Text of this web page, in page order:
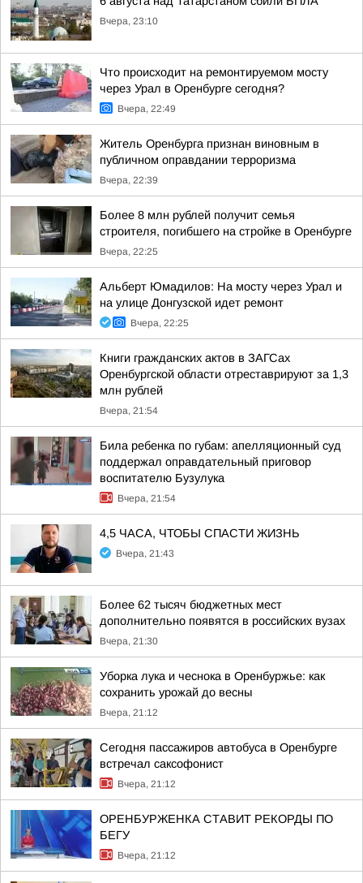
Вчера, 23:10
Что происходит на ремонтируемом мосту
через Урал в Оренбурге сегодня?
Вчера, 22:49
Житель Оренбурга признан виновным в
публичном оправдании терроризма
Вчера, 22:39
Более 8 млн рублей получит семья
строителя, погибшего на стройке в Оренбурге
Вчера, 22:25
Альберт Юмадилов: На мосту через Урал и
на улице Донгузской идет ремонт
Вчера, 22:25
Книги гражданских актов в ЗАГСах
Оренбургской области отреставрируют за 1,3
млн рублей
Вчера, 21:54
Била ребенка по губам: апелляционный суд
поддержал оправдательный приговор
воспитателю Бузулука
Вчера, 21:54
4,5 ЧАСА, ЧТОБЫ СПАСТИ ЖИЗНЬ
Вчера, 21:43
Более 62 тысяч бюджетных мест
дополнительно появятся в российских вузах
Вчера, 21:30
Уборка лука и чеснока в Оренбуржье: как
сохранить урожай до весны
Вчера, 21:12
Сегодня пассажиров автобуса в Оренбурге
встречал саксофонист
Вчера, 21:12
ОРЕНБУРЖЕНКА СТАВИТ РЕКОРДЫ ПО
БЕГУ
Вчера, 21:12